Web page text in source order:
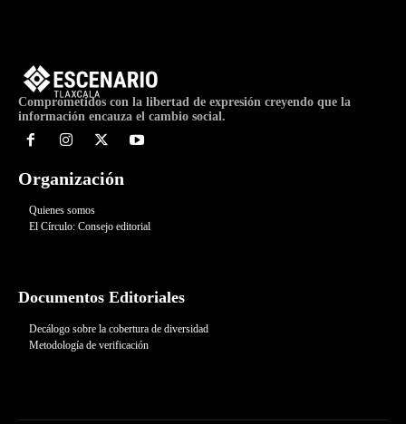
Comprometidos con la libertad de expresión creyendo que la
información encauza el cambio social.
Organización
Quienes somos
El Círculo: Consejo editorial
Documentos Editoriales
Decálogo sobre la cobertura de diversidad
Metodología de verificación